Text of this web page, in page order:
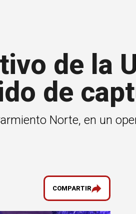
de la
de
Norte, en un
COMPARTIR